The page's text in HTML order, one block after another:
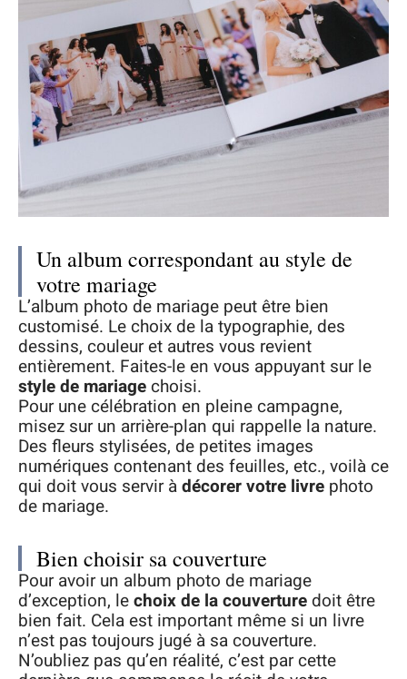
Un album correspondant au style de
votre mariage
L’album photo de mariage peut être bien
customisé. Le choix de la typographie, des
dessins, couleur et autres vous revient
entièrement. Faites-le en vous appuyant sur le
style de mariagechoisi.
Pour une célébration en pleine campagne,
misez sur un arrière-plan qui rappelle la nature.
Des fleurs stylisées, de petites images
numériques contenant des feuilles, etc., voilà ce
qui doit vous servir àdécorer votre livre photo
de mariage.
Bien choisir sa couverture
Pour avoir un album photo de mariage
d’exception, lechoix de la couverture doit être
bien fait. Cela est important même si un livre
n’est pas toujours jugé à sa couverture.
N’oubliez pas qu’en réalité, c’est par cette